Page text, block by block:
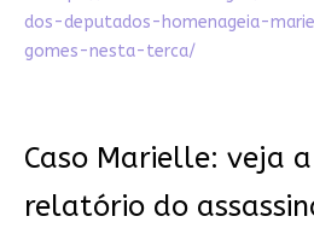
dos-deputados-homenageia-
gomes-nesta-terca/
Caso Marielle: veja
relatório do